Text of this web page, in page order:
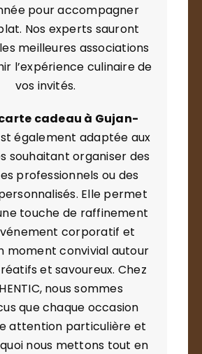
pour accompagner
Nos experts sauront
meilleures associations
l’expérience culinaire de
vos invités.
cadeau à Gujan-
également adaptée aux
souhaitant organiser des
professionnels ou des
Elle permet
touche de raffinement
corporatif et
moment convivial autour
et savoureux. Chez
nous sommes
que chaque occasion
attention particulière et
nous mettons tout en